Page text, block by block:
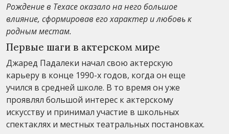
Рождение в Техасе оказало на него большое
влияние, сформировав его характер и любовь к
родным местам.
Первые шаги в актерском мире
Джаред Падалеки начал свою актерскую
карьеру в конце 1990-х годов, когда он еще
учился в средней школе. В то время он уже
проявлял большой интерес к актерскому
искусству и принимал участие в школьных
спектаклях и местных театральных постановках.